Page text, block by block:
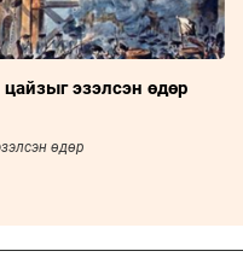
эзэлсэн өдөр
өдөр